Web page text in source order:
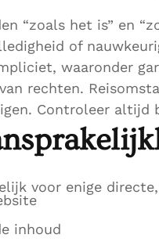
“zoals het is” en
of
waaronder
rechten.
Controleer
voor enige
inhoud